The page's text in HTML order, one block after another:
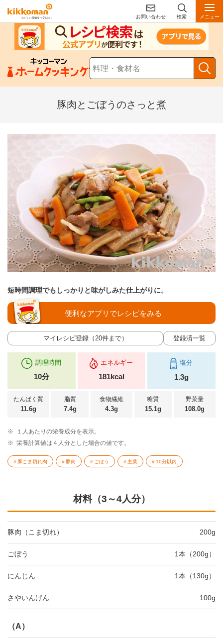
お問い合わせ 検索 メニュー
豚肉とごぼうのさっと煮
短時間調理でもしっかりと味がしみた仕上がりに。
マイレシピ登録（20件まで） 登録済一覧
便利なアプリでレシピをみる
調理時間
10分
エネルギー
181kcal
塩分
1.3g
たんぱく質
11.6g
脂質
7.4g
食物繊維
4.3g
糖質
15.1g
野菜量
108.0g
※
１人あたりの栄養成分を表示。
※ 栄養計算値は４人分とした場合の値です。
豚こま切れ肉 豚肉 ごぼう 主菜 10分以内
材料（3～4人分）
豚肉（こま切れ） 200g
ごぼう 1本（200g）
にんじん 1本（130g）
さやいんげん 100g
（A）